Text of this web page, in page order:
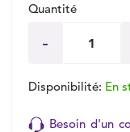
Quantité
Disponibilité: En
Besoin d'un